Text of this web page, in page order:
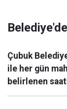
Çubuk
ile her gün
belirlenen